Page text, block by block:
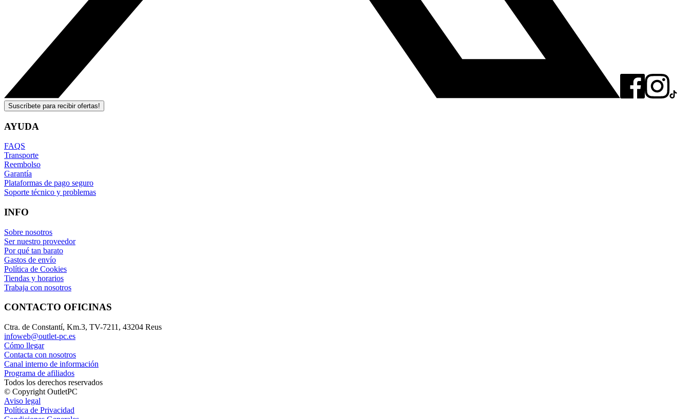
Suscríbete para recibir ofertas!
AYUDA
FAQS
Transporte
Reembolso
Garantía
Plataformas de pago seguro
Soporte técnico y problemas
INFO
Sobre nosotros
Ser nuestro proveedor
Por qué tan barato
Gastos de envío
Política de Cookies
Tiendas y horarios
Trabaja con nosotros
CONTACTO OFICINAS
Ctra. de Constantí, Km.3, TV-7211, 43204 Reus
infoweb@outlet-pc.es
Cómo llegar
Contacta con nosotros
Canal interno de información
Programa de afiliados
Todos los derechos reservados
© Copyright OutletPC
Aviso legal
Política de Privacidad